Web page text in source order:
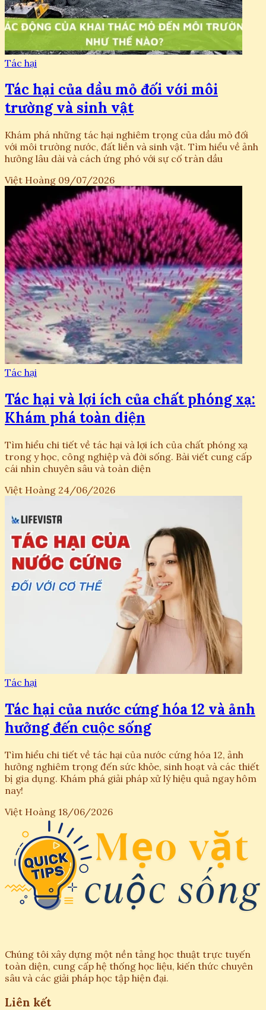
Tác hại
Tác hại của dầu mỏ đối với môi
trường và sinh vật
Khám phá những tác hại nghiêm trọng của dầu mỏ đối
với môi trường nước, đất liền và sinh vật. Tìm hiểu về ảnh
hưởng lâu dài và cách ứng phó với sự cố tràn dầu
Việt Hoàng 09/07/2026
Tác hại
Tác hại và lợi ích của chất phóng xạ:
Khám phá toàn diện
Tìm hiểu chi tiết về tác hại và lợi ích của chất phóng xạ
trong y học, công nghiệp và đời sống. Bài viết cung cấp
cái nhìn chuyên sâu và toàn diện
Việt Hoàng 24/06/2026
Tác hại
Tác hại của nước cứng hóa 12 và ảnh
hưởng đến cuộc sống
Tìm hiểu chi tiết về tác hại của nước cứng hóa 12, ảnh
hưởng nghiêm trọng đến sức khỏe, sinh hoạt và các thiết
bị gia dụng. Khám phá giải pháp xử lý hiệu quả ngay hôm
nay!
Việt Hoàng 18/06/2026
Chúng tôi xây dựng một nền tảng học thuật trực tuyến
toàn diện, cung cấp hệ thống học liệu, kiến thức chuyên
sâu và các giải pháp học tập hiện đại.
Liên kết